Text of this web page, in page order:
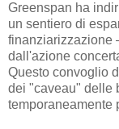
Greenspan ha
un sentiero di
finanziarizzazione
dall'azione
Questo convoglio
dei "caveau" delle
temporaneamente